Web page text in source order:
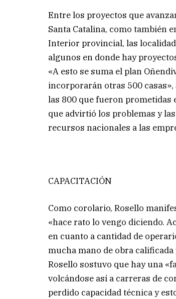
Entre los proyectos que
Santa Catalina, como también
Interior provincial, las
algunos en donde hay
«A esto se suma el plan
incorporarán otras 500
las 800 que fueron prometidas
que advirtió los problemas y
recursos nacionales a las
CAPACITACIÓN
Como corolario, Rosello
«hace rato lo vengo diciendo.
en cuanto a cantidad de
mucha mano de obra
Rosello sostuvo que hay una
volcándose así a carreras de
perdido capacidad técnica y